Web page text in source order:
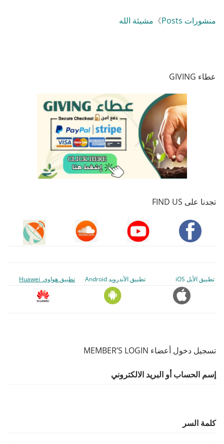
منشورات Posts 》 مشيئة الله
عطاء GIVING
تجدنا على FIND US
تطبيق الأبل iOS تطبيق الأندرويد Android تطبيق هواوي Huawei
تسجيل دخول أعضاء MEMBER’S LOGIN
إسم الحساب أو البريد الالكتروني
كلمة السر